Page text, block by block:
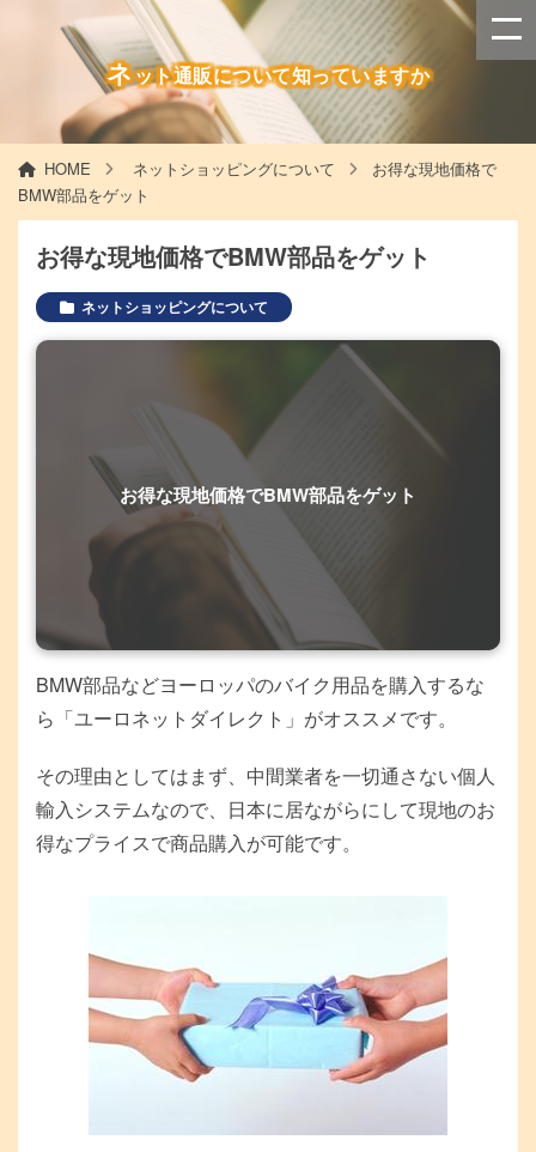
ネット通販について知っていますか
HOME ネットショッピングについて
お得な現地価格で
BMW部品をゲット
お得な現地価格でBMW部品をゲット
ネットショッピングについて
お得な現地価格でBMW部品をゲット
BMW部品などヨーロッパのバイク用品を購入するな
ら「ユーロネットダイレクト」がオススメです。
その理由としてはまず、中間業者を一切通さない個人
輸入システムなので、日本に居ながらにして現地のお
得なプライスで商品購入が可能です。